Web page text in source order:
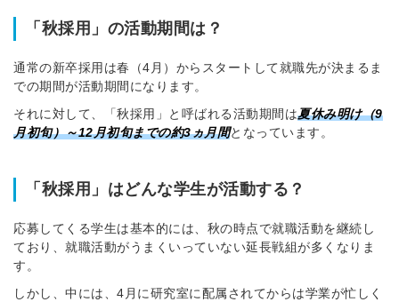
「秋採用」の活動期間は？
通常の新卒採用は春（4月）からスタートして就職先が決まるま
での期間が活動期間になります。
それに対して、「秋採用」と呼ばれる活動期間は夏休み明け（9
月初旬）～12月初旬までの約3ヵ月間となっています。
「秋採用」はどんな学生が活動する？
応募してくる学生は基本的には、秋の時点で就職活動を継続し
ており、就職活動がうまくいっていない延長戦組が多くなりま
す。
しかし、中には、4月に研究室に配属されてからは学業が忙しく